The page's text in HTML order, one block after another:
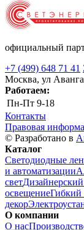
официальный
+7 (499) 648 71 41
Москва, ул
Работаем:
Пн-Пт 9-18
Контакты
Правовая
© Разработано в
Каталог
Светодиодные
и автоматизации
светДизайнерский
освещениеГибкий
декор
О компании
О нас